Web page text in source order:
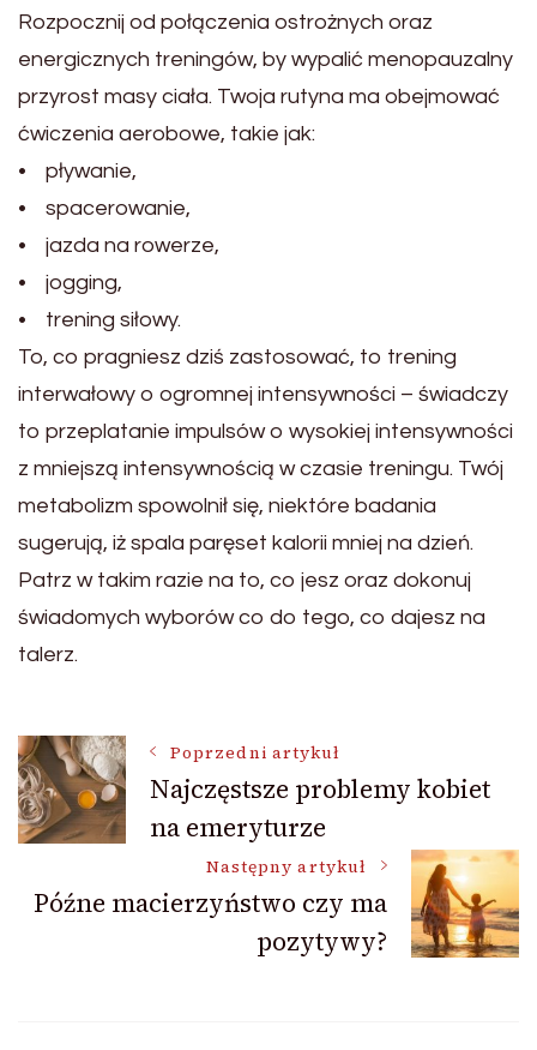
Rozpocznij od połączenia ostrożnych oraz
energicznych treningów, by wypalić menopauzalny
przyrost masy ciała. Twoja rutyna ma obejmować
ćwiczenia aerobowe, takie jak:
• pływanie,
• spacerowanie,
• jazda na rowerze,
• jogging,
• trening siłowy.
To, co pragniesz dziś zastosować, to trening
interwałowy o ogromnej intensywności – świadczy
to przeplatanie impulsów o wysokiej intensywności
z mniejszą intensywnością w czasie treningu. Twój
metabolizm spowolnił się, niektóre badania
sugerują, iż spala paręset kalorii mniej na dzień.
Patrz w takim razie na to, co jesz oraz dokonuj
świadomych wyborów co do tego, co dajesz na
talerz.
Nawigacja
wpisu
Poprzedni artykuł
Najczęstsze problemy kobiet
na emeryturze
Następny artykuł
Późne macierzyństwo czy ma
pozytywy?